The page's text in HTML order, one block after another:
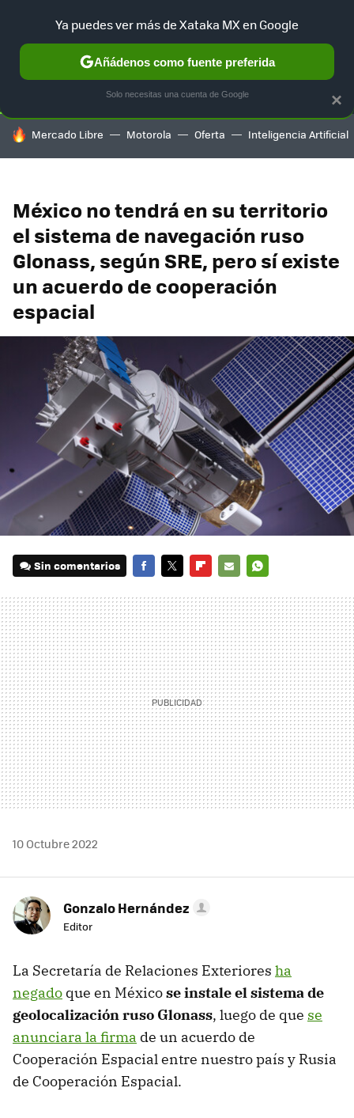
SELECCIÓN GAMING HOME AUTO TERRITORIO
HOY SE HABLA DE
Mercado Libre Motorola Oferta Inteligencia Artificial
México no tendrá en su territorio
el sistema de navegación ruso
Glonass, según SRE, pero sí existe
un acuerdo de cooperación
espacial
Sin comentarios
MAIL
10 Octubre 2022
Gonzalo Hernández
Editor
La Secretaría de Relaciones Exteriores ha
negado que en Méxicose instale el sistema de
geolocalización ruso Glonass, luego de que se
anunciara la firma de un acuerdo de
Cooperación Espacial entre nuestro país y Rusia
de Cooperación Espacial.
×
Ya puedes ver más de Xataka MX en Google
Añádenos como fuente preferida
Solo necesitas una cuenta de Google